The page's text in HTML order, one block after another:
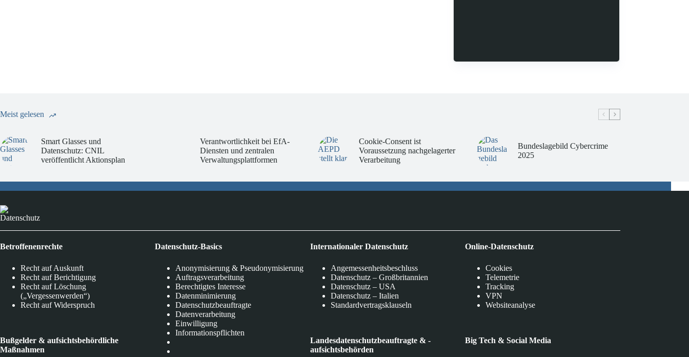
Meist gelesen
Smart Glasses und
Datenschutz: CNIL
veröffentlicht Aktionsplan
Verantwortlichkeit bei EfA-
Diensten und zentralen
Verwaltungsplattformen
Cookie-Consent ist
Voraussetzung nachgelagerter
Verarbeitung
Bundeslagebild Cybercrime
2025
Datenschutz
Betroffenenrechte
Recht auf Auskunft
Recht auf Berichtigung
Recht auf Löschung
(„Vergessenwerden“)
Recht auf Widerspruch
Bußgelder & aufsichtsbehördliche
Maßnahmen
Datenschutz-Basics
Anonymisierung & Pseudonymisierung
Auftragsverarbeitung
Berechtigtes Interesse
Datenminimierung
Datenschutzbeauftragte
Datenverarbeitung
Einwilligung
Informationspflichten
Internationaler Datenschutz
Angemessenheitsbeschluss
Datenschutz – Großbritannien
Datenschutz – USA
Datenschutz – Italien
Standardvertragsklauseln
Landesdatenschutzbeauftragte & -
aufsichtsbehörden
Online-Datenschutz
Cookies
Telemetrie
Tracking
VPN
Websiteanalyse
Big Tech & Social Media